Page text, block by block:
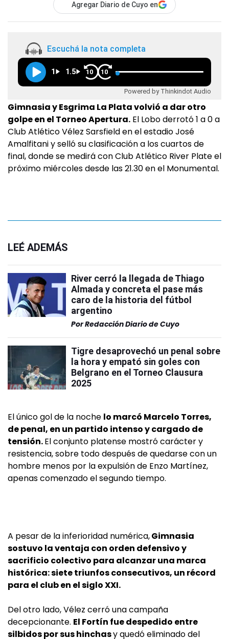
Agregar Diario de Cuyo en
Escuchá la nota completa
1 1.5 10 10
Powered by Thinkindot Audio
Gimnasia y Esgrima La Plata volvió a dar otro
golpe en el Torneo Apertura. El Lobo derrotó 1 a 0 a
Club Atlético Vélez Sarsfield en el estadio José
Amalfitani y selló su clasificación a los cuartos de
final, donde se medirá con Club Atlético River Plate el
próximo miércoles desde las 21.30 en el Monumental.
LEÉ ADEMÁS
River cerró la llegada de Thiago
Almada y concreta el pase más
caro de la historia del fútbol
argentino
PorRedacción Diario de Cuyo
Tigre desaprovechó un penal sobre
la hora y empató sin goles con
Belgrano en el Torneo Clausura
2025
El único gol de la noche lo marcó Marcelo Torres,
de penal, en un partido intenso y cargado de
tensión.El conjunto platense mostró carácter y
resistencia, sobre todo después de quedarse con un
hombre menos por la expulsión de Enzo Martínez,
apenas comenzado el segundo tiempo.
A pesar de la inferioridad numérica,Gimnasia
sostuvo la ventaja con orden defensivo y
sacrificio colectivo para alcanzar una marca
histórica: siete triunfos consecutivos, un récord
para el club en el siglo XXI.
Del otro lado, Vélez cerró una campaña
decepcionante. El Fortín fue despedido entre
silbidos por sus hinchasy quedó eliminado del